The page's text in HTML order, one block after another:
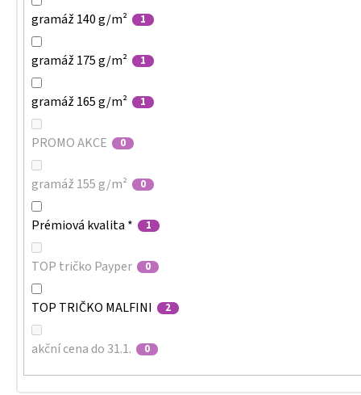
gramáž 140 g/m² 1
gramáž 175 g/m² 1
gramáž 165 g/m² 1
PROMO AKCE 0
gramáž 155 g/m² 0
Prémiová kvalita * 1
TOP tričko Payper 0
TOP TRIČKO MALFINI 2
akční cena do 31.1. 0